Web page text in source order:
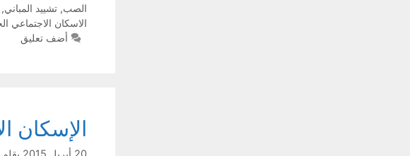
الصب, تشييد المباني,
الاسكان الاجتماعي
أضف تعليق
الإسكان
20 أبريل 2015 بقلم